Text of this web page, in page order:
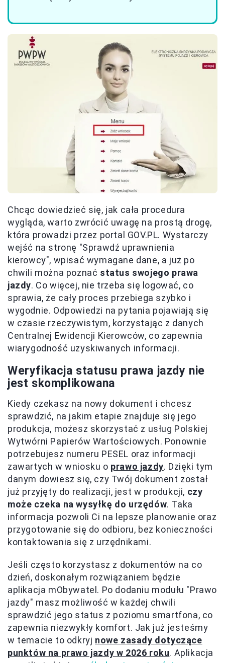
Chcąc dowiedzieć się, jak cała procedura
wygląda, warto zwrócić uwagę na prostą drogę,
która prowadzi przez portal GOV.PL. Wystarczy
wejść na stronę "Sprawdź uprawnienia
kierowcy", wpisać wymagane dane, a już po
chwili można poznać status swojego prawa
jazdy. Co więcej, nie trzeba się logować, co
sprawia, że cały proces przebiega szybko i
wygodnie. Odpowiedzi na pytania pojawiają się
w czasie rzeczywistym, korzystając z danych
Centralnej Ewidencji Kierowców, co zapewnia
wiarygodność uzyskiwanych informacji.
Weryfikacja statusu prawa jazdy nie
jest skomplikowana
Kiedy czekasz na nowy dokument i chcesz
sprawdzić, na jakim etapie znajduje się jego
produkcja, możesz skorzystać z usług Polskiej
Wytwórni Papierów Wartościowych. Ponownie
potrzebujesz numeru PESEL oraz informacji
zawartych w wniosku o prawo jazdy. Dzięki tym
danym dowiesz się, czy Twój dokument został
już przyjęty do realizacji, jest w produkcji, czy
może czeka na wysyłkę do urzędów. Taka
informacja pozwoli Ci na lepsze planowanie oraz
przygotowanie się do odbioru, bez konieczności
kontaktowania się z urzędnikami.
Jeśli często korzystasz z dokumentów na co
dzień, doskonałym rozwiązaniem będzie
aplikacja mObywatel. Po dodaniu modułu "Prawo
jazdy" masz możliwość w każdej chwili
sprawdzić jego status z poziomu smartfona, co
zapewnia niezwykły komfort. Jak już jesteśmy
w temacie to odkryj nowe zasady dotyczące
punktów na prawo jazdy w 2026 roku. Aplikacja